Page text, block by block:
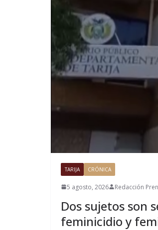
TARIJA CRÓNICA
5 agosto, 2026 Redacción
Dos sujetos son
feminicidio y